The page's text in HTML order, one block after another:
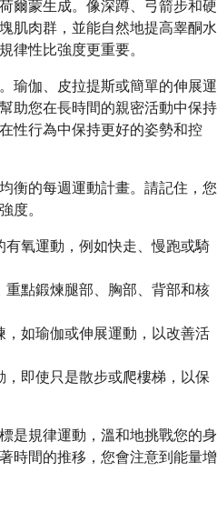
爾蒙生成。像深蹲、弓箭步和硬
肌肉群，並能自然地提高睾酮水
律性比強度更重要。
瑜伽、皮拉提斯或簡單的伸展運
助您在長時間的親密活動中保持
性行為中保持更好的姿勢和控
衡的每週運動計畫。請記住，您
度。
有氧運動，例如快走、慢跑或騎
重點鍛煉腿部、胸部、背部和核
，如瑜伽或伸展運動，以改善活
即使只是散步或爬樓梯，以保
是規律運動，溫和地挑戰您的身
時間的推移，您會注意到能量增